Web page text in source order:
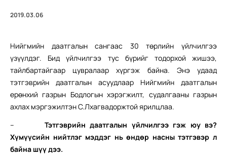
2019.03.06
Нийгмийн даатгалын сангаас 30 төрлийн үйлчилгээ
үзүүлдэг. Бид үйлчилгээ тус бүрийг тодорхой жишээ,
тайлбартайгаар цувралаар хүргэж байна. Энэ удаад
тэтгэврийн даатгалын асуудлаар Нийгмийн даатгалын
ерөнхий газрын Бодлогын хэрэгжилт, судалгааны газрын
ахлах мэргэжилтэн С.Лхагвадоржтой ярилцлаа.
– Тэтгэврийн даатгалын үйлчилгээ гэж юу вэ?
Хүмүүсийн нийтлэг мэддэг нь өндөр насны тэтгэвэр л
байна шүү дээ.